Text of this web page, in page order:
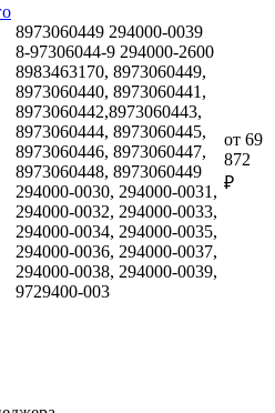
8973060449 294000-0039
8-97306044-9 294000-2600
8983463170, 8973060449,
8973060440, 8973060441,
8973060442,8973060443,
8973060444, 8973060445,
8973060446, 8973060447,
8973060448, 8973060449
294000-0030, 294000-0031,
294000-0032, 294000-0033,
294000-0034, 294000-0035,
294000-0036, 294000-0037,
294000-0038, 294000-0039,
9729400-003
от 69
872
₽